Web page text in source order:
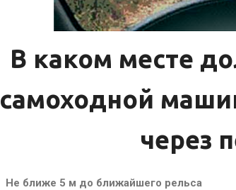
В каком месте
самоходной
через
Не ближе 5 м до ближайшего рельса